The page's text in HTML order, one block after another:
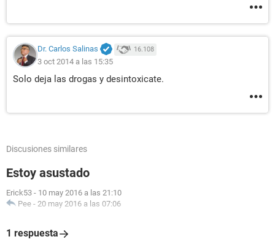
Dr. Carlos Salinas 16.108
3 oct 2014 a las 15:35
Solo deja las drogas y desintoxicate.
Discusiones similares
Estoy asustado
Erick53 - 10 may 2016 a las 21:10
Pee - 20 may 2016 a las 07:06
1 respuesta